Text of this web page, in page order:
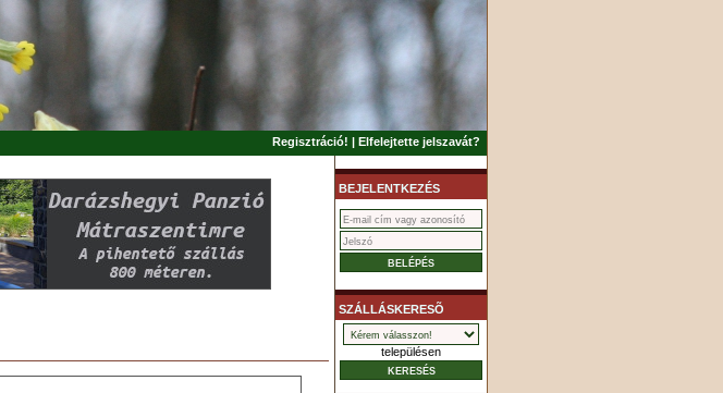
Regisztráció! | Elfelejtette jelszavát?
BEJELENTKEZÉS
SZÁLLÁSKERESÕ
településen